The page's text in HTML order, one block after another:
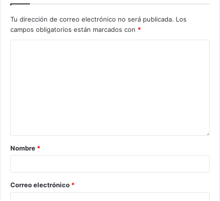
Tu dirección de correo electrónico no será publicada. Los
campos obligatorios están marcados con *
Nombre *
Correo electrónico *